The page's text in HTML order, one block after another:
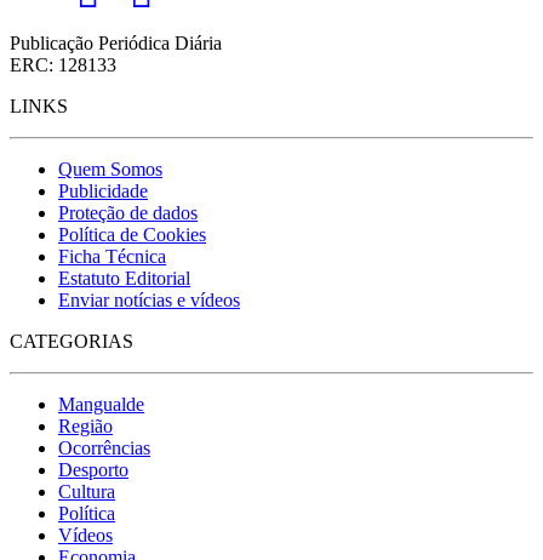
Publicação Periódica Diária
ERC: 128133
LINKS
Quem Somos
Publicidade
Proteção de dados
Política de Cookies
Ficha Técnica
Estatuto Editorial
Enviar notícias e vídeos
CATEGORIAS
Mangualde
Região
Ocorrências
Desporto
Cultura
Política
Vídeos